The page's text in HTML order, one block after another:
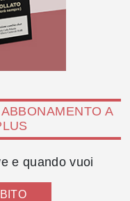
A
e quando vuoi